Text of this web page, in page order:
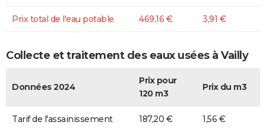
Prix total de l'eau potable 469,16 € 3,91 €
Collecte et traitement des eaux usées à Vailly
Données 2024
Prix pour
120 m3
Prix du m3
Tarif de l'assainissement 187,20 € 1,56 €